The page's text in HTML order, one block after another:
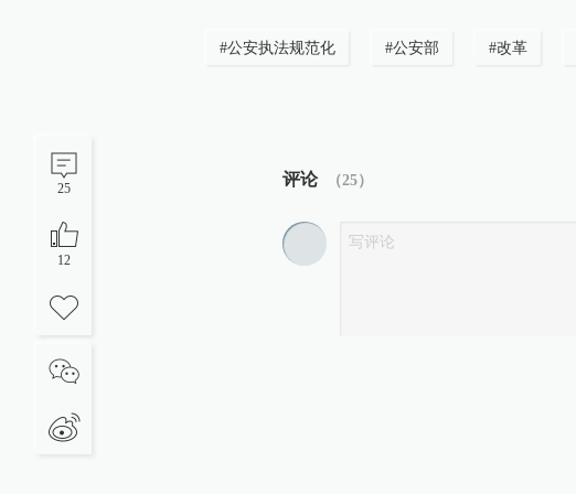
25
12
#公安执法规范化 #公安部 #改革
评论 （25）